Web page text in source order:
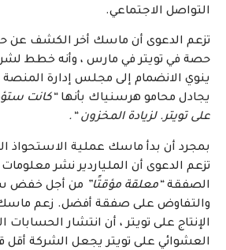
التواصل الاجتماعي.
تزعم الدعوى أن ماسك أخر الكشف عن
حصة في تويتر في مارس ، وأنه خطط
ينوي الانضمام إلى مجلس إدارة المنصة
يجادل محامو هرسنياك بأنها“كانت
على تويتر. لزيادة المخزون “.
تزعم الدعوى أن الملياردير نشر
الصفقة“معلقة مؤقتًا” من أجل خفض
والتفاوض على صفقة أفضل. زعم
الإنتاج على تويتر ، أن انتشار الحسابات
العشوائي على تويتر يجعل الشركة أقل